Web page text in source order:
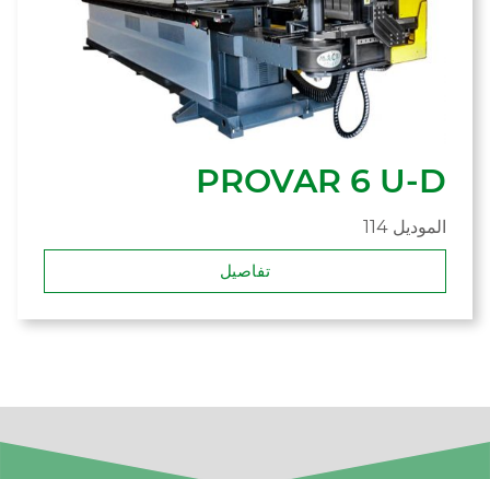
PROVAR 6 U-D
114 الموديل
تفاصيل